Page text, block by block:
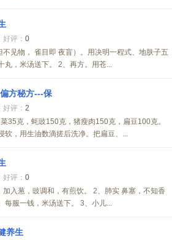
好评： 0
见物， 雀目即 夜盲）。用决明一程式、地肤子五
丸，米汤送下。 2、再方。用苍...
方秘方---保
好评： 2
35克，蚝豉150克，猪瘦肉150克，扁豆100克。
软，用生油数滴搓后洗净。把扁豆、...
好评： 0
入葱，豉调和，有煎饮。 2、肺实 鼻塞，不知香
每服一钱，米汤送下。 3、小儿...
养生